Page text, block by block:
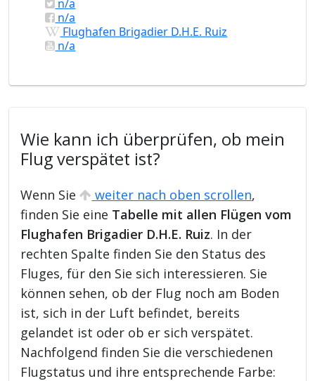
n/a
n/a
Flughafen Brigadier D.H.E. Ruiz
n/a
Wie kann ich überprüfen, ob mein
Flug verspätet ist?
Wenn Sie weiter nach oben scrollen,
finden Sie eine Tabelle mit allen Flügen vom
Flughafen Brigadier D.H.E. Ruiz. In der
rechten Spalte finden Sie den Status des
Fluges, für den Sie sich interessieren. Sie
können sehen, ob der Flug noch am Boden
ist, sich in der Luft befindet, bereits
gelandet ist oder ob er sich verspätet.
Nachfolgend finden Sie die verschiedenen
Flugstatus und ihre entsprechende Farbe: